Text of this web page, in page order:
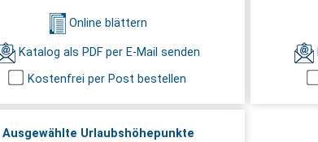
Online blättern
Katalog als PDF per E-Mail senden
Kostenfrei per Post bestellen
Ausgewählte Urlaubshöhepunkte